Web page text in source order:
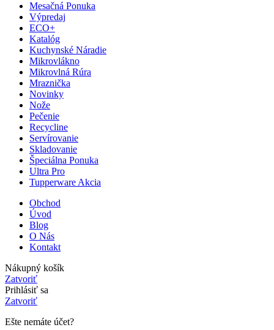
Mesačná Ponuka
Výpredaj
ECO+
Katalóg
Kuchynské Náradie
Mikrovlákno
Mikrovlná Rúra
Mraznička
Novinky
Nože
Pečenie
Recycline
Servírovanie
Skladovanie
Špeciálna Ponuka
Ultra Pro
Tupperware Akcia
Obchod
Úvod
Blog
O Nás
Kontakt
Nákupný košík
Zatvoriť
Prihlásiť sa
Zatvoriť
Ešte nemáte účet?